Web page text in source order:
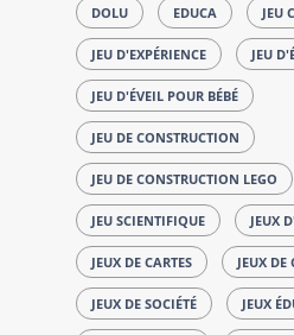
DOLU EDUCA JEU
JEU D'EXPÉRIENCE JEU
JEU D'ÉVEIL POUR BÉBÉ
JEU DE CONSTRUCTION
JEU DE CONSTRUCTION LEGO
JEU SCIENTIFIQUE JEUX
JEUX DE CARTES JEUX DE
JEUX DE SOCIÉTÉ JEUX